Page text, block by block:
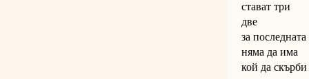
стават три
две
за последната
няма да има
кой да скърби